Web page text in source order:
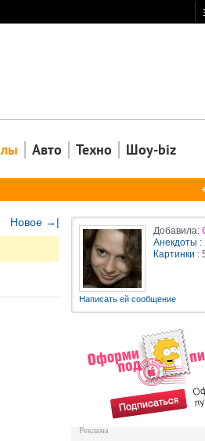
Авто Техно Шоу-biz
Новое →|
Добавила:
Анекдоты :
Картинки :
Написать ей сообщение
Реклама